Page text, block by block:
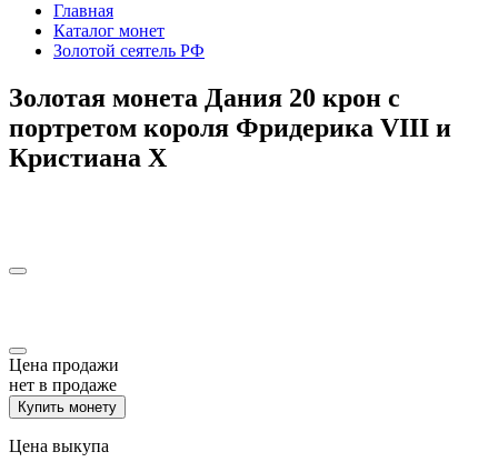
Главная
Каталог монет
Золотой сеятель РФ
Золотая монета Дания 20 крон с
портретом короля Фридерика VIII и
Кристиана X
Цена продажи
нет в продаже
Купить монету
Цена выкупа